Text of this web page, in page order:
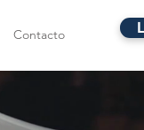
Contacto